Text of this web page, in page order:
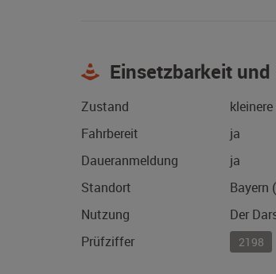
Einsetzbarkeit
Zustand
Fahrbereit
ja
Daueranmeldung
ja
Standort
Bayern
Nutzung
Der
Prüfziffer
2198